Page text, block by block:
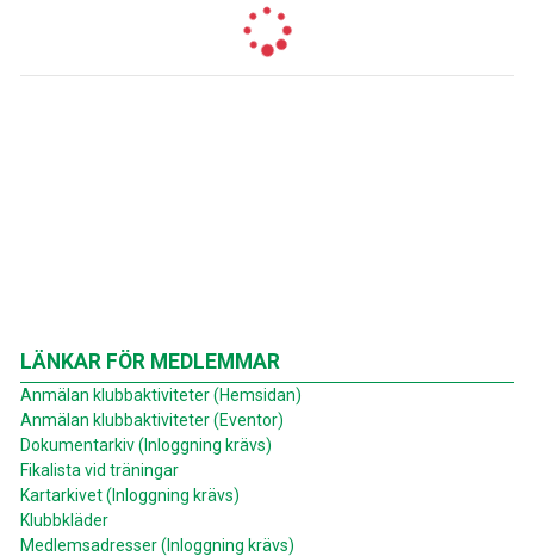
LÄNKAR FÖR MEDLEMMAR
Anmälan klubbaktiviteter (Hemsidan)
Anmälan klubbaktiviteter (Eventor)
Dokumentarkiv (Inloggning krävs)
Fikalista vid träningar
Kartarkivet (Inloggning krävs)
Klubbkläder
Medlemsadresser (Inloggning krävs)